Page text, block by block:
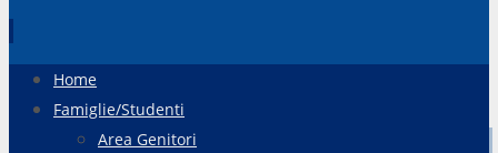
contenuto
Home
Famiglie/Studenti
Area Genitori